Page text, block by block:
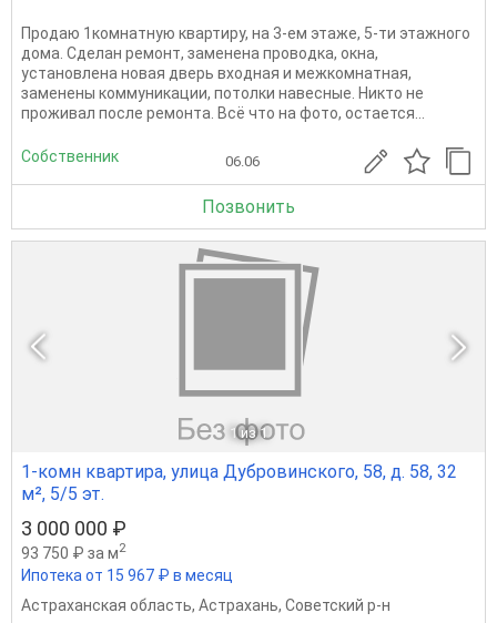
Продаю 1комнатную квартиру, на 3-ем этаже, 5-ти этажного
дома. Сделан ремонт, заменена проводка, окна,
установлена новая дверь входная и межкомнатная,
заменены коммуникации, потолки навесные. Никто не
проживал после ремонта. Всё что на фото, остается...
Собственник 06.06
Позвонить
1 из 1
1-комн квартира, улица Дубровинского, 58, д. 58, 32
м², 5/5 эт.
3 000 000 ₽
93 750 ₽ за м2
Ипотека от 15 967 ₽ в месяц
Астраханская область, Астрахань, Советский р-н